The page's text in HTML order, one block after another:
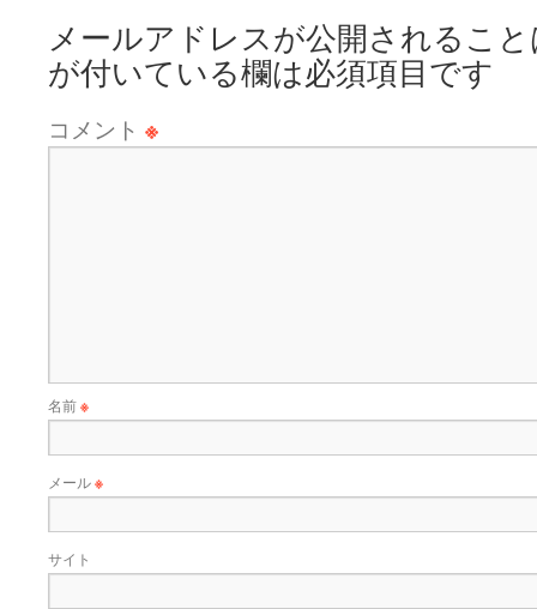
メールアドレスが公開されるこ
が付いている欄は必須項目です
コメント ※
名前※
メール※
サイト